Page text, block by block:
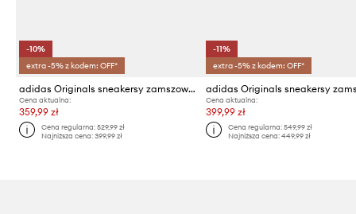
-10%
extra -5% z kodem: OFF*
adidas Originals sneakersy zamszowe Gazelle Indoor
Cena aktualna:
359,99 zł
Cena regularna:529,99 zł
Najniższa cena:399,99 zł
-11%
extra -5% z kodem: OFF*
Cena aktualna:
399,99 zł
Cena regularna: 549,99 zł
Najniższa cena: 449,99 zł